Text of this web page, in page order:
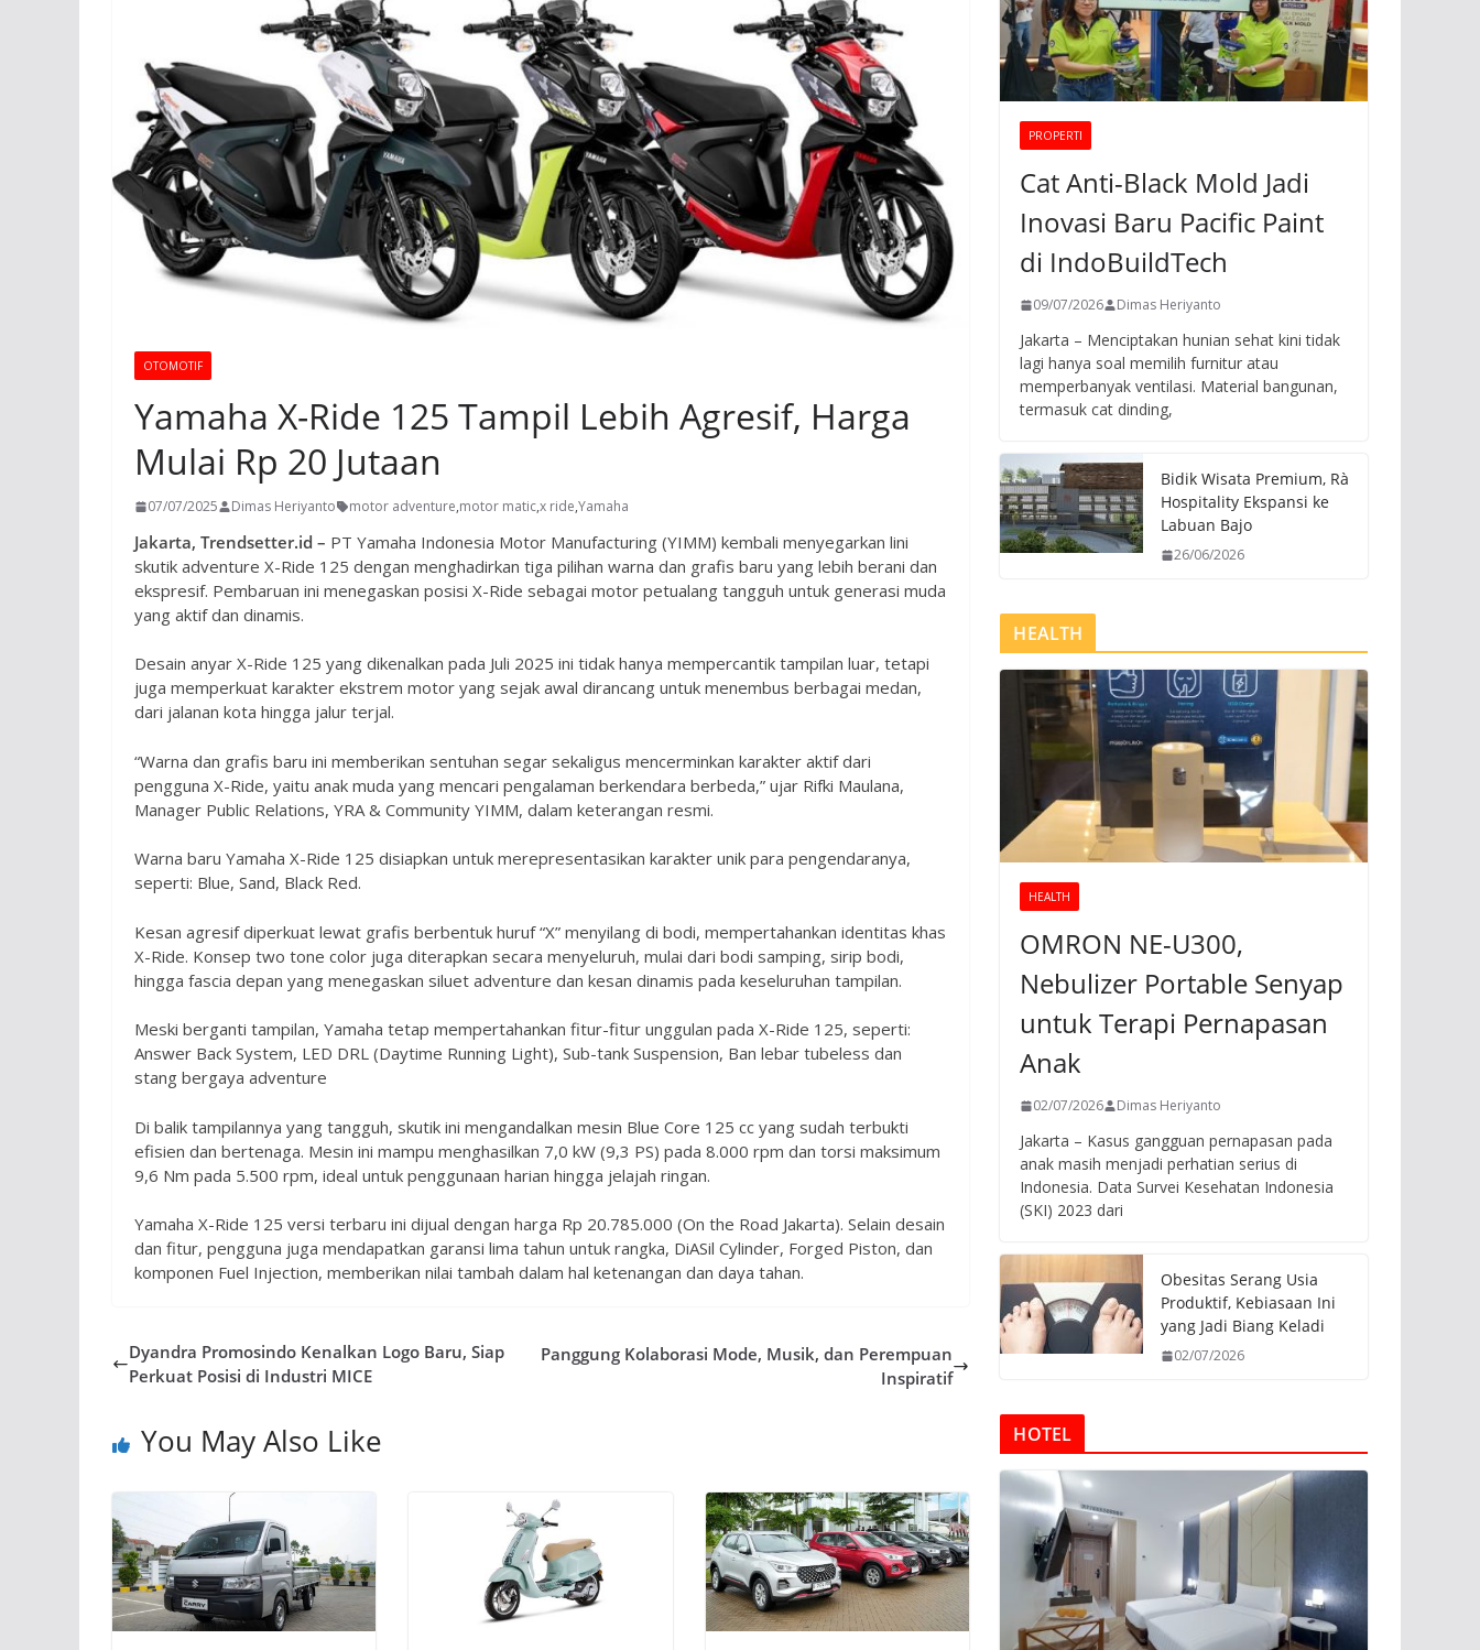
OTOMOTIF
Yamaha X-Ride 125 Tampil Lebih Agresif, Harga
Mulai Rp 20 Jutaan
07/07/2025 Dimas Heriyanto motor adventure,motor matic,x ride,Yamaha
Jakarta, Trendsetter.id – PT Yamaha Indonesia Motor Manufacturing (YIMM) kembali menyegarkan lini
skutik adventure X-Ride 125 dengan menghadirkan tiga pilihan warna dan grafis baru yang lebih berani dan
ekspresif. Pembaruan ini menegaskan posisi X-Ride sebagai motor petualang tangguh untuk generasi muda
yang aktif dan dinamis.
Desain anyar X-Ride 125 yang dikenalkan pada Juli 2025 ini tidak hanya mempercantik tampilan luar, tetapi
juga memperkuat karakter ekstrem motor yang sejak awal dirancang untuk menembus berbagai medan,
dari jalanan kota hingga jalur terjal.
“Warna dan grafis baru ini memberikan sentuhan segar sekaligus mencerminkan karakter aktif dari
pengguna X-Ride, yaitu anak muda yang mencari pengalaman berkendara berbeda,” ujar Rifki Maulana,
Manager Public Relations, YRA & Community YIMM, dalam keterangan resmi.
Warna baru Yamaha X-Ride 125 disiapkan untuk merepresentasikan karakter unik para pengendaranya,
seperti: Blue, Sand, Black Red.
Kesan agresif diperkuat lewat grafis berbentuk huruf “X” menyilang di bodi, mempertahankan identitas khas
X-Ride. Konsep two tone color juga diterapkan secara menyeluruh, mulai dari bodi samping, sirip bodi,
hingga fascia depan yang menegaskan siluet adventure dan kesan dinamis pada keseluruhan tampilan.
Meski berganti tampilan, Yamaha tetap mempertahankan fitur-fitur unggulan pada X-Ride 125, seperti:
Answer Back System, LED DRL (Daytime Running Light), Sub-tank Suspension, Ban lebar tubeless dan
stang bergaya adventure
Di balik tampilannya yang tangguh, skutik ini mengandalkan mesin Blue Core 125 cc yang sudah terbukti
efisien dan bertenaga. Mesin ini mampu menghasilkan 7,0 kW (9,3 PS) pada 8.000 rpm dan torsi maksimum
9,6 Nm pada 5.500 rpm, ideal untuk penggunaan harian hingga jelajah ringan.
Yamaha X-Ride 125 versi terbaru ini dijual dengan harga Rp 20.785.000 (On the Road Jakarta). Selain desain
dan fitur, pengguna juga mendapatkan garansi lima tahun untuk rangka, DiASil Cylinder, Forged Piston, dan
komponen Fuel Injection, memberikan nilai tambah dalam hal ketenangan dan daya tahan.
Dyandra Promosindo Kenalkan Logo Baru, Siap
Perkuat Posisi di Industri MICE
Panggung Kolaborasi Mode, Musik, dan Perempuan
Inspiratif
You May Also Like
PROPERTI
Cat Anti-Black Mold Jadi
Inovasi Baru Pacific Paint
di IndoBuildTech
09/07/2026 Dimas Heriyanto
Jakarta – Menciptakan hunian sehat kini tidak
lagi hanya soal memilih furnitur atau
memperbanyak ventilasi. Material bangunan,
termasuk cat dinding,
Bidik Wisata Premium, Rà
Hospitality Ekspansi ke
Labuan Bajo
26/06/2026
HEALTH
HEALTH
OMRON NE-U300,
Nebulizer Portable Senyap
untuk Terapi Pernapasan
Anak
02/07/2026 Dimas Heriyanto
Jakarta – Kasus gangguan pernapasan pada
anak masih menjadi perhatian serius di
Indonesia. Data Survei Kesehatan Indonesia
(SKI) 2023 dari
Obesitas Serang Usia
Produktif, Kebiasaan Ini
yang Jadi Biang Keladi
02/07/2026
HOTEL